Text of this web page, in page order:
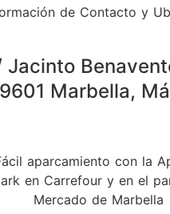
de Contacto y
Jacinto
Marbella,
aparcamiento con la
en Carrefour y en el
Mercado de Marbella